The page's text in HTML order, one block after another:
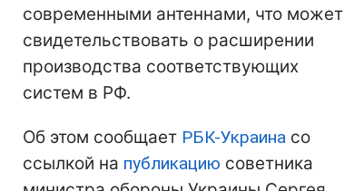
современными антеннами, что может
свидетельствовать о расширении
производства соответствующих
систем в РФ.
Об этом сообщает РБК-Украина со
ссылкой на публикацию советника